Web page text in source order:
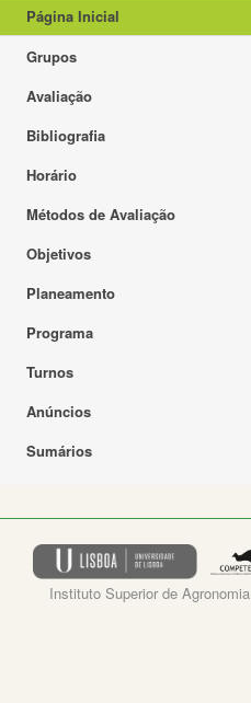
Página Inicial
Grupos
Avaliação
Bibliografia
Horário
Métodos de Avaliação
Objetivos
Planeamento
Programa
Turnos
Anúncios
Sumários
Instituto Superior de Agronomia